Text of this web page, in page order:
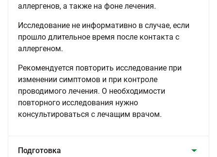
аллергенов, а также на фоне лечения.
Исследование не информативно в случае, если
прошло длительное время после контакта с
аллергеном.
Рекомендуется повторить исследование при
изменении симптомов и при контроле
проводимого лечения. О необходимости
повторного исследования нужно
консультироваться с лечащим врачом.
Подготовка